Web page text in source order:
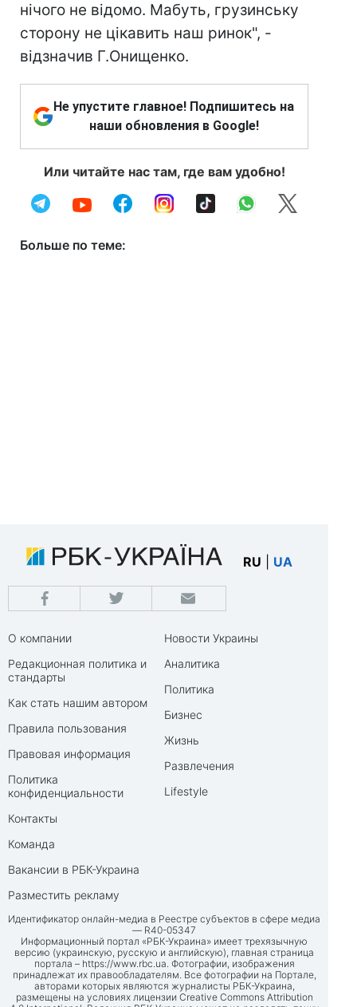
нічого не відомо. Мабуть, грузинську
сторону не цікавить наш ринок", -
відзначив Г.Онищенко.
Не упустите главное! Подпишитесь на
наши обновления в Google!
Или читайте нас там, где вам удобно!
Больше по теме:
RU UA
О компании
Редакционная политика и
стандарты
Как стать нашим автором
Правила пользования
Правовая информация
Политика
конфиденциальности
Контакты
Команда
Вакансии в РБК-Украина
Разместить рекламу
Новости Украины
Аналитика
Политика
Бизнес
Жизнь
Развлечения
Lifestyle
Идентификатор онлайн-медиа в Реестре субъектов в сфере медиа
— R40-05347
Информационный портал «РБК-Украина» имеет трехязычную
версию (украинскую, русскую и английскую), главная страница
портала – https://www.rbc.ua. Фотографии, изображения
принадлежат их правообладателям. Все фотографии на Портале,
авторами которых являются журналисты РБК-Украина,
размещены на условиях лицензии Creative Commons Attribution